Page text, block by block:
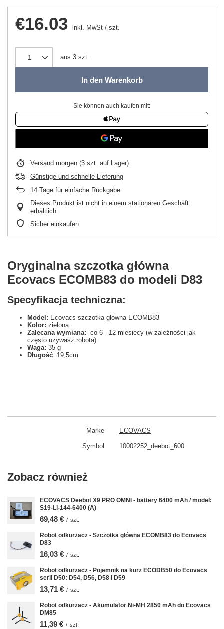
€16.03 inkl. MwSt / szt.
aus 3 szt.
In den Warenkorb
Sie können auch kaufen mit:
Versand morgen (3 szt. auf Lager)
Günstige und schnelle Lieferung
14 Tage für einfache Rückgabe
Dieses Produkt ist nicht in einem stationären Geschäft
erhältlich
Sicher einkaufen
Oryginalna szczotka główna
Ecovacs ECOMB83 do modeli D83
Specyfikacja techniczna:
Model: Ecovacs szczotka główna ECOMB83
Kolor: zielona
Zalecana wymiana: co 6 - 12 miesięcy (w zależności jak
często używasz robota)
Waga: 35 g
Długość: 19,5cm
Marke ECOVACS
Symbol 10002252_deebot_600
Zobacz również
ECOVACS Deebot X9 PRO OMNI - battery 6400 mAh / model:
S19-Li-144-6400 (A)
69,48 € / szt.
Robot odkurzacz - Szczotka główna ECOMB83 do Ecovacs
D83
16,03 € / szt.
Robot odkurzacz - Pojemnik na kurz ECODB50 do Ecovacs
serii D50: D54, D56, D58 i D59
13,71 € / szt.
Robot odkurzacz - Akumulator Ni-MH 2850 mAh do Ecovacs
DM85
11,39 € / szt.